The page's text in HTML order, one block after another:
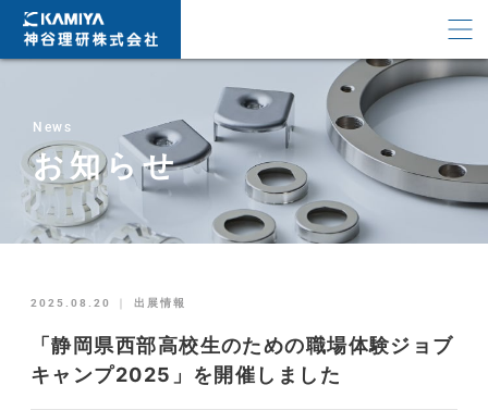
News
お知らせ
2025.08.20 ｜ 出展情報
「静岡県西部高校生のための職場体験ジョブ
キャンプ2025」を開催しました